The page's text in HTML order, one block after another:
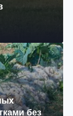
без